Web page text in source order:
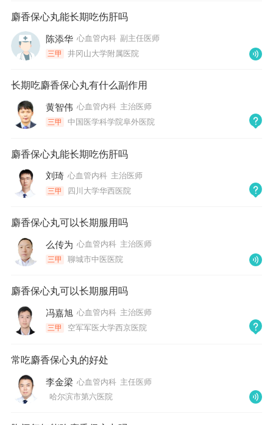
麝香保心丸能长期吃伤肝吗
陈添华 心血管内科 副主任医师
三甲 井冈山大学附属医院
长期吃麝香保心丸有什么副作用
黄智伟 心血管内科 主治医师
三甲 中国医学科学院阜外医院
麝香保心丸能长期吃伤肝吗
刘琦 心血管内科 主治医师
三甲 四川大学华西医院
麝香保心丸可以长期服用吗
么传为 心血管内科 主治医师
三甲 聊城市中医医院
麝香保心丸可以长期服用吗
冯嘉旭 心血管内科 主治医师
三甲 空军军医大学西京医院
常吃麝香保心丸的好处
李金梁 心血管内科 主任医师
哈尔滨市第六医院